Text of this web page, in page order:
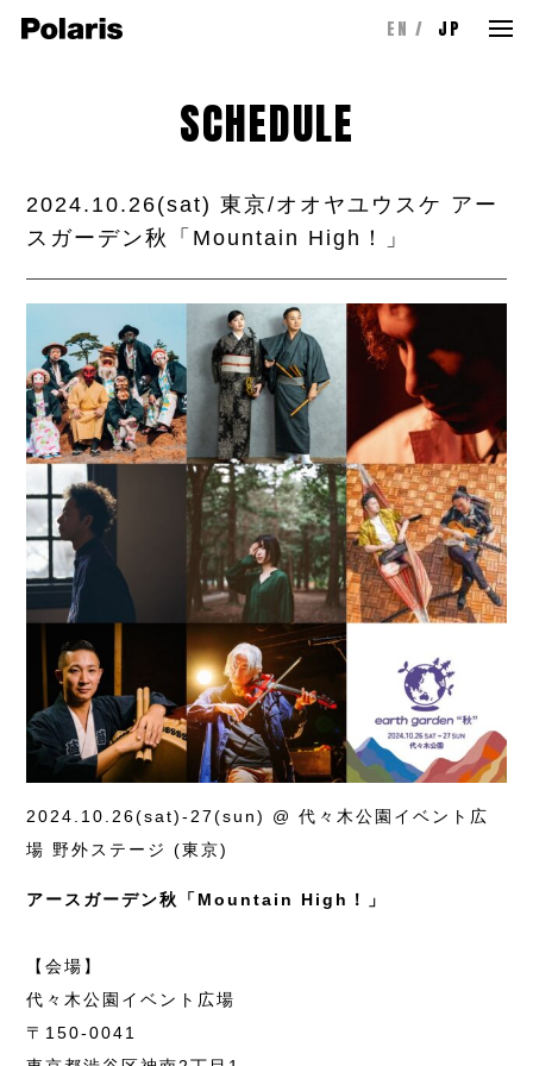
EN JP
SCHEDULE
2024.10.26(sat) 東京/オオヤユウスケ アー
スガーデン秋「Mountain High！」
2024.10.26(sat)-27(sun) @ 代々木公園イベント広
場 野外ステージ (東京)
アースガーデン秋「Mountain High！」
【会場】
代々木公園イベント広場
〒150-0041